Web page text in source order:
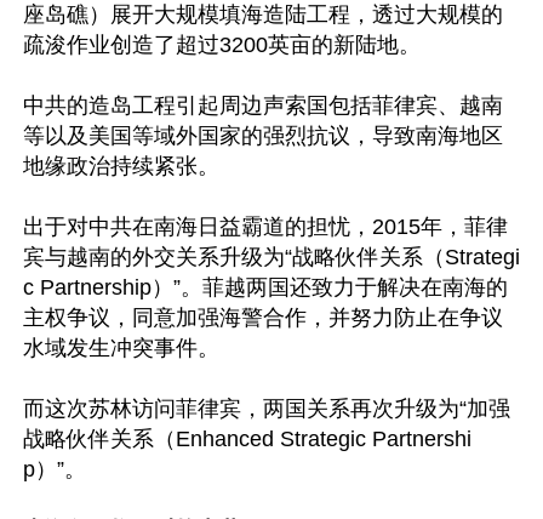
座岛礁）展开大规模填海造陆工程，透过大规模的
疏浚作业创造了超过3200英亩的新陆地。
中共的造岛工程引起周边声索国包括菲律宾、越南
等以及美国等域外国家的强烈抗议，导致南海地区
地缘政治持续紧张。
出于对中共在南海日益霸道的担忧，2015年，菲律
宾与越南的外交关系升级为“战略伙伴关系（Strategi
c Partnership）”。菲越两国还致力于解决在南海的
主权争议，同意加强海警合作，并努力防止在争议
水域发生冲突事件。
而这次苏林访问菲律宾，两国关系再次升级为“加强
战略伙伴关系（Enhanced Strategic Partnershi
p）”。